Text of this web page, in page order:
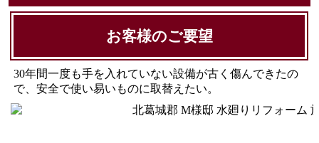
お客様のご要望
30年間一度も手を入れていない設備が古く傷んできたの
で、安全で使い易いものに取替えたい。